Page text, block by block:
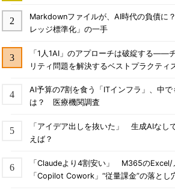
Markdownファイルが、AI時代の負債に
レッジ標準化」の一手
「1人1AI」のアプローチは破綻する――
リティ問題を解決するベストプラクティ
AI予算の7割を食う「ITインフラ」、中
は？ 医療機関調査
「アイデア出しを抜いた」 生成AIなし
えば？
「Claudeより4割安い」 M365のExcel/
「Copilot Cowork」“従量課金”の落とし